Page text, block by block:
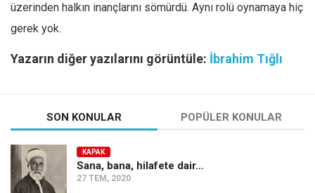
üzerinden halkın inançlarını sömürdü. Aynı rolü oynamaya hiç
gerek yok.
Yazarın diğer yazılarını görüntüle: İbrahim Tığlı
SON KONULAR POPÜLER KONULAR
KAPAK
Sana, bana, hilafete dair…
27 TEM, 2020